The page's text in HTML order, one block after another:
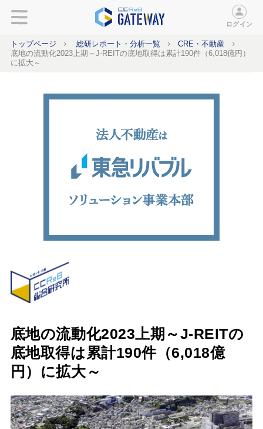
ログイン
トップページ 総研レポート・分析一覧
CRE・不動産
底地の流動化2023上期～J-REITの底地取得は累計190件（6,018億円）
に拡大～
底地の流動化2023上期～J-REITの
底地取得は累計190件（6,018億
円）に拡大～